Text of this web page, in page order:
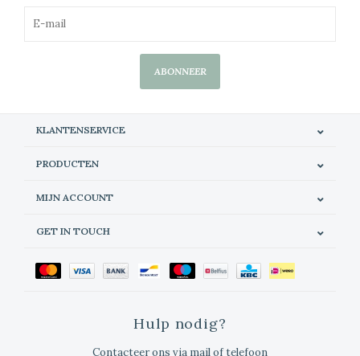
ABONNEER
KLANTENSERVICE
PRODUCTEN
MIJN ACCOUNT
GET IN TOUCH
Hulp nodig?
Contacteer ons via mail of telefoon